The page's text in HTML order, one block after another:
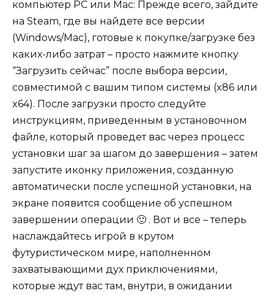
компьютер PC или Mac: Прежде всего, зайдите
на Steam, где вы найдете все версии
(Windows/Mac), готовые к покупке/загрузке без
каких-либо затрат – просто нажмите кнопку
“Загрузить сейчас” после выбора версии,
совместимой с вашим типом системы (x86 или
x64). После загрузки просто следуйте
инструкциям, приведенным в установочном
файле, который проведет вас через процесс
установки шаг за шагом до завершения – затем
запустите иконку приложения, созданную
автоматически после успешной установки, на
экране появится сообщение об успешном
завершении операции 🙂 . Вот и все – теперь
наслаждайтесь игрой в крутом
футуристическом мире, наполненном
захватывающими дух приключениями,
которые ждут вас там, внутри, в ожидании